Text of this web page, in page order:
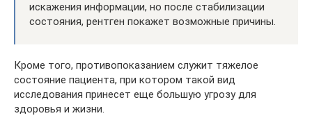
искажения информации, но после стабилизации
состояния, рентген покажет возможные причины.
Кроме того, противопоказанием служит тяжелое
состояние пациента, при котором такой вид
исследования принесет еще большую угрозу для
здоровья и жизни.